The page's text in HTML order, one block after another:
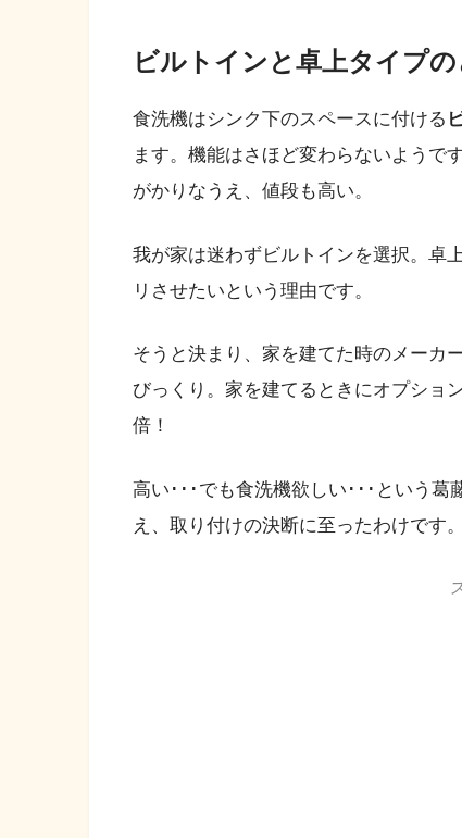
ビルトインと卓上タイプ
食洗機はシンク下のスペースに付ける
ます。機能はさほど変わらないようで
がかりなうえ、値段も高い。
我が家は迷わずビルトインを選択。卓
リさせたいという理由です。
そうと決まり、家を建てた時のメーカ
びっくり。家を建てるときにオプショ
倍！
高い･･･でも食洗機欲しい･･･という
え、取り付けの決断に至ったわけです。